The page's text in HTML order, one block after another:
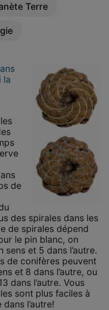
Terre
la
de
des spirales dans les
de spirales dépend
le pin blanc, on
et 5 dans l’autre.
de conifères peuvent
et 8 dans l’autre, ou
dans l’autre. Vous
sont plus faciles à
l’autre!